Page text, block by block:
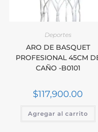
Deportes
ARO DE BASQUET
PROFESIONAL 45CM
CAÑO -B0101
$117,900.00
Agregar al carrito